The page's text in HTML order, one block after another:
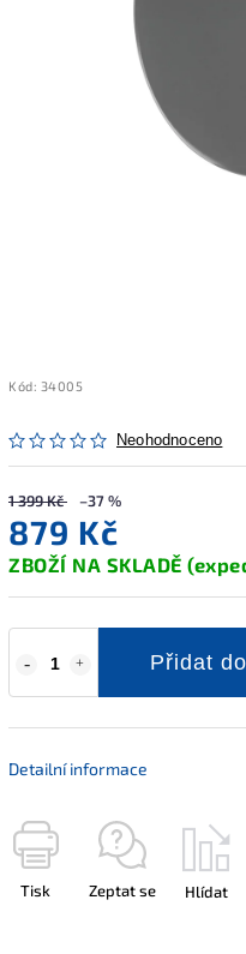
Kód: 34005
Neohodnoceno
1 399 Kč –37 %
879 Kč
ZBOŽÍ NA SKLADĚ
Přidat
Detailní informace
Tisk Zeptat se Hlídat